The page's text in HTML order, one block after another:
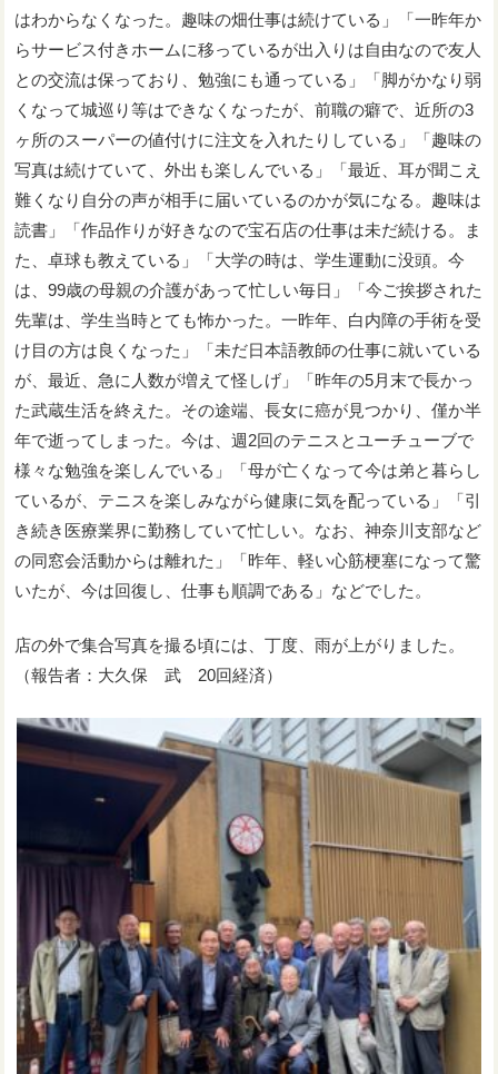
はわからなくなった。趣味の畑仕事は続けている」「一昨年か
らサービス付きホームに移っているが出入りは自由なので友人
との交流は保っており、勉強にも通っている」「脚がかなり弱
くなって城巡り等はできなくなったが、前職の癖で、近所の3
ヶ所のスーパーの値付けに注文を入れたりしている」「趣味の
写真は続けていて、外出も楽しんでいる」「最近、耳が聞こえ
難くなり自分の声が相手に届いているのかが気になる。趣味は
読書」「作品作りが好きなので宝石店の仕事は未だ続ける。ま
た、卓球も教えている」「大学の時は、学生運動に没頭。今
は、99歳の母親の介護があって忙しい毎日」「今ご挨拶された
先輩は、学生当時とても怖かった。一昨年、白内障の手術を受
け目の方は良くなった」「未だ日本語教師の仕事に就いている
が、最近、急に人数が増えて怪しげ」「昨年の5月末で長かっ
た武蔵生活を終えた。その途端、長女に癌が見つかり、僅か半
年で逝ってしまった。今は、週2回のテニスとユーチューブで
様々な勉強を楽しんでいる」「母が亡くなって今は弟と暮らし
ているが、テニスを楽しみながら健康に気を配っている」「引
き続き医療業界に勤務していて忙しい。なお、神奈川支部など
の同窓会活動からは離れた」「昨年、軽い心筋梗塞になって驚
いたが、今は回復し、仕事も順調である」などでした。
店の外で集合写真を撮る頃には、丁度、雨が上がりました。
（報告者：大久保 武 20回経済）